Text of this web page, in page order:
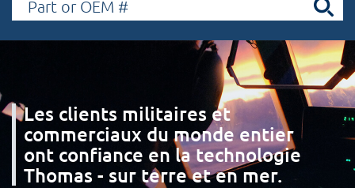
Les clients militaires et
commerciaux du monde entier
ont confiance en la technologie
Thomas - sur terre et en mer.